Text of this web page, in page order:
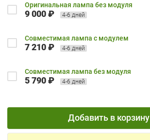
Оригинальная лампа без модуля
9 000 ₽ 4-6 дней
Совместимая лампа с модулем
7 210 ₽ 4-6 дней
Совместимая лампа без модуля
5 790 ₽ 4-6 дней
Добавить в корзину